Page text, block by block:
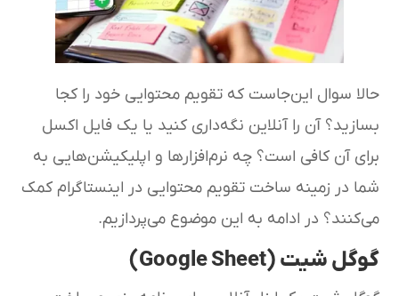
حالا سوال این‌جاست که تقویم محتوایی خود را کجا
بسازید؟ آن را آنلاین نگه‌داری کنید یا یک فایل اکسل
برای آن کافی است؟ چه نرم‌افزارها و اپلیکیشن‌هایی به
شما در زمینه ساخت تقویم محتوایی در اینستاگرام کمک
می‌کنند؟ در ادامه به این موضوع می‌پردازیم.
گوگل شیت (Google Sheet)